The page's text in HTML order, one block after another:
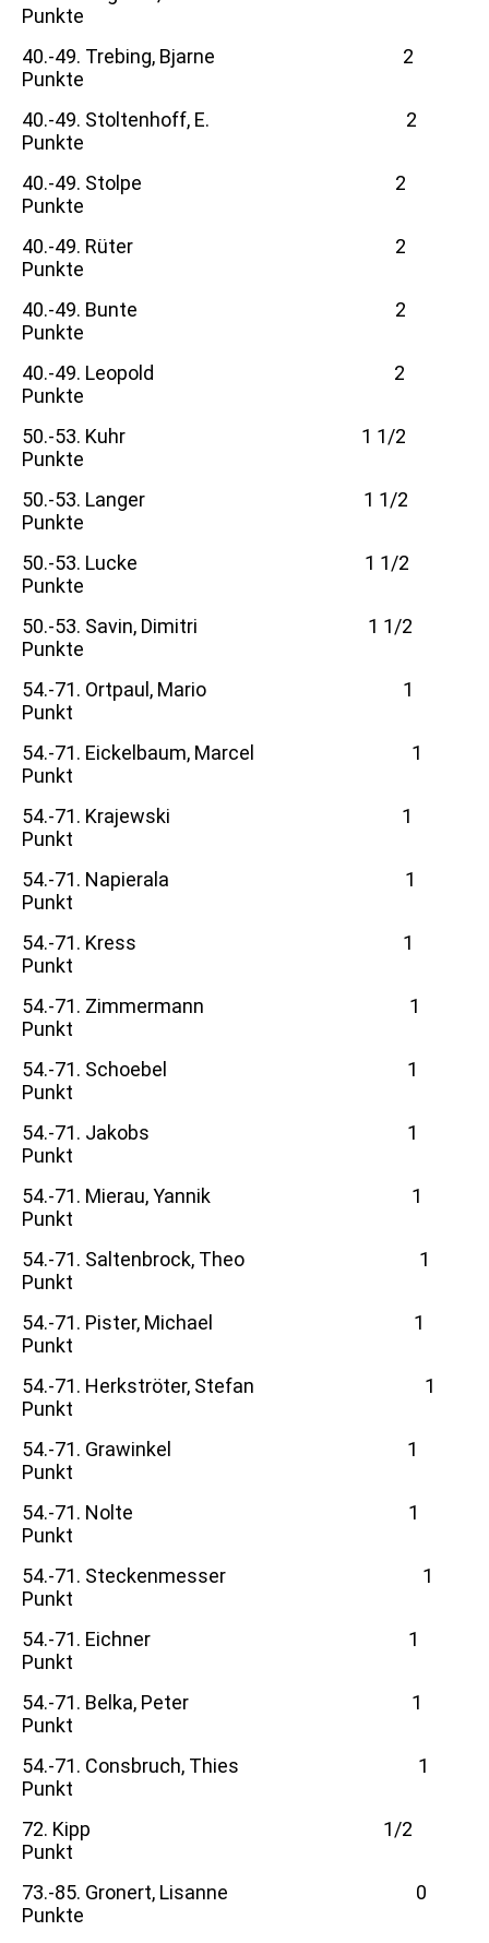
Punkte
40.-49. Trebing, Bjarne 2
Punkte
40.-49. Stoltenhoff, E. 2
Punkte
40.-49. Stolpe 2
Punkte
40.-49. Rüter 2
Punkte
40.-49. Bunte 2
Punkte
40.-49. Leopold 2
Punkte
50.-53. Kuhr 1 1/2
Punkte
50.-53. Langer 1 1/2
Punkte
50.-53. Lucke 1 1/2
Punkte
50.-53. Savin, Dimitri 1 1/2
Punkte
54.-71. Ortpaul, Mario 1
Punkt
54.-71. Eickelbaum, Marcel 1
Punkt
54.-71. Krajewski 1
Punkt
54.-71. Napierala 1
Punkt
54.-71. Kress 1
Punkt
54.-71. Zimmermann 1
Punkt
54.-71. Schoebel 1
Punkt
54.-71. Jakobs 1
Punkt
54.-71. Mierau, Yannik 1
Punkt
54.-71. Saltenbrock, Theo 1
Punkt
54.-71. Pister, Michael 1
Punkt
54.-71. Herkströter, Stefan 1
Punkt
54.-71. Grawinkel 1
Punkt
54.-71. Nolte 1
Punkt
54.-71. Steckenmesser 1
Punkt
54.-71. Eichner 1
Punkt
54.-71. Belka, Peter 1
Punkt
54.-71. Consbruch, Thies 1
Punkt
72. Kipp 1/2
Punkt
73.-85. Gronert, Lisanne 0
Punkte